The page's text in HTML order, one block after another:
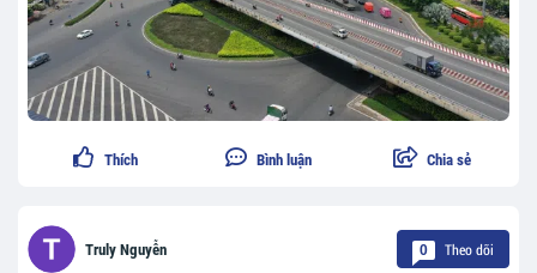
Thích Bình luận Chia sẻ
Truly Nguyễn 0 Theo dõi